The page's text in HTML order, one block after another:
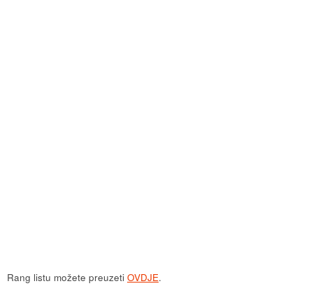
Rang listu možete preuzeti OVDJE.